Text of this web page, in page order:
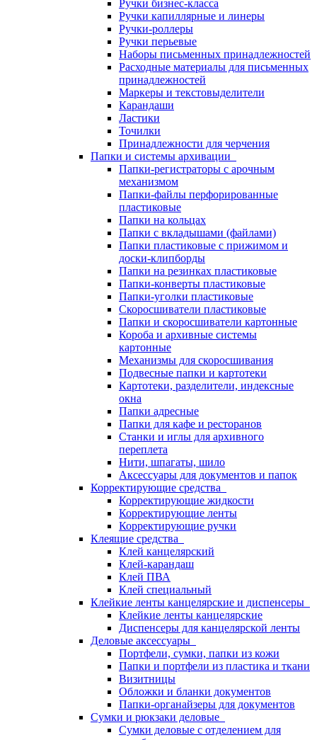
Ручки бизнес-класса
Ручки капиллярные и линеры
Ручки-роллеры
Ручки перьевые
Наборы письменных принадлежностей
Расходные материалы для письменных
принадлежностей
Маркеры и текстовыделители
Карандаши
Ластики
Точилки
Принадлежности для черчения
Папки и системы архивации
Папки-регистраторы с арочным
механизмом
Папки-файлы перфорированные
пластиковые
Папки на кольцах
Папки с вкладышами (файлами)
Папки пластиковые с прижимом и
доски-клипборды
Папки на резинках пластиковые
Папки-конверты пластиковые
Папки-уголки пластиковые
Скоросшиватели пластиковые
Папки и скоросшиватели картонные
Короба и архивные системы
картонные
Механизмы для скоросшивания
Подвесные папки и картотеки
Картотеки, разделители, индексные
окна
Папки адресные
Папки для кафе и ресторанов
Станки и иглы для архивного
переплета
Нити, шпагаты, шило
Аксессуары для документов и папок
Корректирующие средства
Корректирующие жидкости
Корректирующие ленты
Корректирующие ручки
Клеящие средства
Клей канцелярский
Клей-карандаш
Клей ПВА
Клей специальный
Клейкие ленты канцелярские и диспенсеры
Клейкие ленты канцелярские
Диспенсеры для канцелярской ленты
Деловые аксессуары
Портфели, сумки, папки из кожи
Папки и портфели из пластика и ткани
Визитницы
Обложки и бланки документов
Папки-органайзеры для документов
Сумки и рюкзаки деловые
Сумки деловые с отделением для